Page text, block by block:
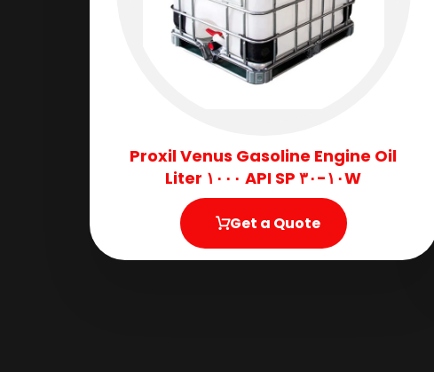
Proxil Venus Gasoline Engine Oil
١٠W-٣٠ API SP ١٠٠٠ Liter
Get a Quote